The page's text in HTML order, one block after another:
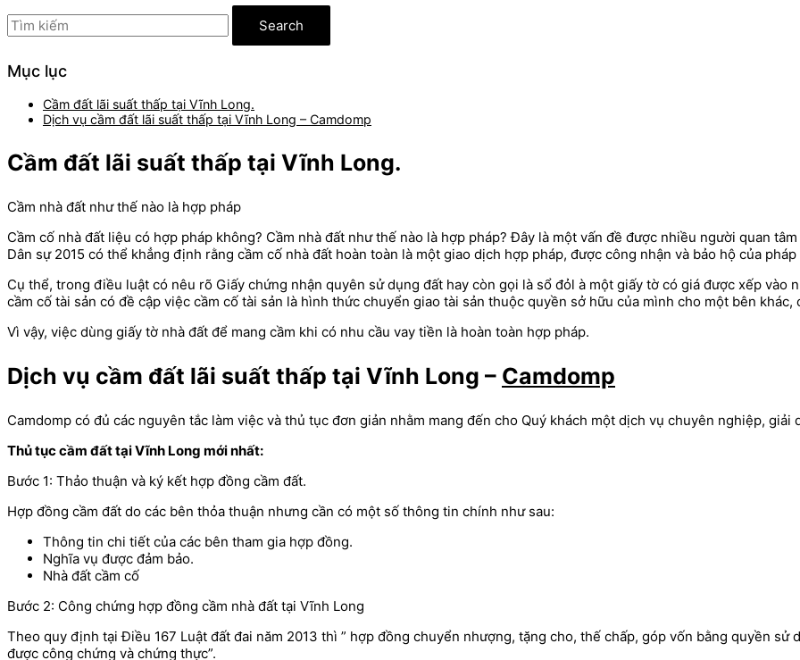
Search
Mục lục
Cầm đất lãi suất thấp tại Vĩnh Long.
Dịch vụ cầm đất lãi suất thấp tại Vĩnh Long – Camdomp
Cầm đất lãi suất thấp tại Vĩnh Long.
Cầm nhà đất như thế nào là hợp pháp
Cầm cố nhà đất liệu có hợp pháp không? Cầm nhà đất như thế nào là hợp pháp? Đây là một vấn đề được nhiều người quan
Dân sự 2015 có thể khẳng định rằng cầm cố nhà đất hoàn toàn là một giao dịch hợp pháp, được công nhận và bảo hộ của pháp
Cụ thể, trong điều luật có nêu rõ Giấy chứng nhận quyên sử dụng đất hay còn gọi là sổ đỏl à một giấy tờ có giá được xếp vào
cầm cố tài sản có đề cập việc cầm cố tài sản là hình thức chuyển giao tài sản thuộc quyền sở hữu của mình cho một bên
Vì vậy, việc dùng giấy tờ nhà đất để mang cầm khi có nhu cầu vay tiền là hoàn toàn hợp pháp.
Dịch vụ cầm đất lãi suất thấp tại Vĩnh Long – Camdomp
Camdomp có đủ các nguyên tắc làm việc và thủ tục đơn giản nhằm mang đến cho Quý khách một dịch vụ chuyên nghiệp,
Thủ tục cầm đất tại Vĩnh Long mới nhất:
Bước 1: Thảo thuận và ký kết hợp đồng cầm đất.
Hợp đồng cầm đất do các bên thỏa thuận nhưng cần có một số thông tin chính như sau:
Thông tin chi tiết của các bên tham gia hợp đồng.
Nghĩa vụ được đảm bảo.
Nhà đất cầm cố
Bước 2: Công chứng hợp đồng cầm nhà đất tại Vĩnh Long
Theo quy định tại Điều 167 Luật đất đai năm 2013 thì ” hợp đồng chuyển nhượng, tặng cho, thế chấp, góp vốn bằng quyền
được công chứng và chứng thực”.